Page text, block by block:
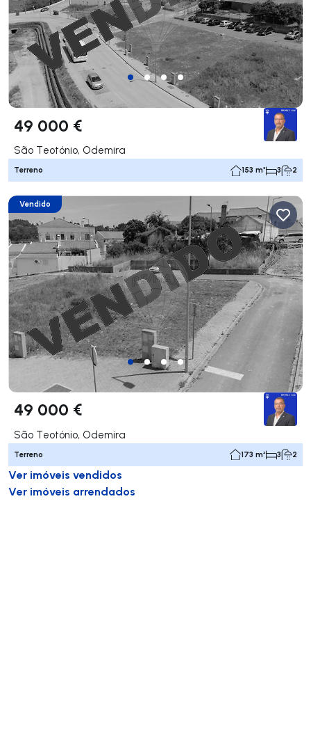
49 000 €
São Teotónio, Odemira
Terreno 153 m² 3 2
Vendido
49 000 €
São Teotónio, Odemira
Terreno 173 m² 3 2
Ver imóveis vendidos
Ver imóveis arrendados